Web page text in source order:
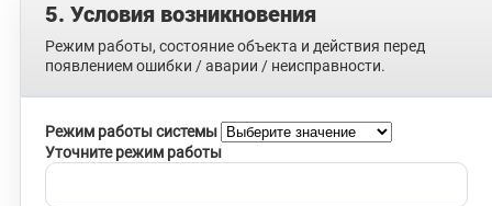
5. Условия возникновения
Режим работы, состояние объекта и действия перед
появлением ошибки / аварии / неисправности.
Режим работы системы
Уточните режим работы